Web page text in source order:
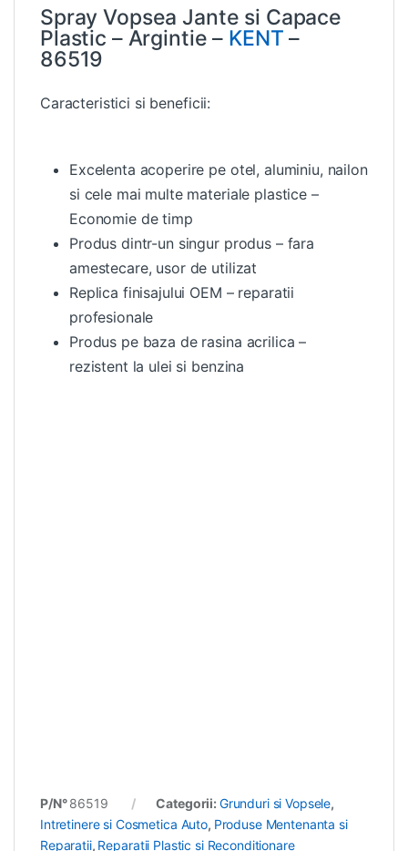
Spray Vopsea Jante si Capace
Plastic – Argintie – KENT –
86519
Caracteristici si beneficii:
Excelenta acoperire pe otel, aluminiu, nailon
si cele mai multe materiale plastice –
Economie de timp
Produs dintr-un singur produs – fara
amestecare, usor de utilizat
Replica finisajului OEM – reparatii
profesionale
Produs pe baza de rasina acrilica –
rezistent la ulei si benzina
P/N°86519 Categorii: Grunduri si Vopsele,
Intretinere si Cosmetica Auto, Produse Mentenanta si
Reparatii, Reparatii Plastic si Reconditionare